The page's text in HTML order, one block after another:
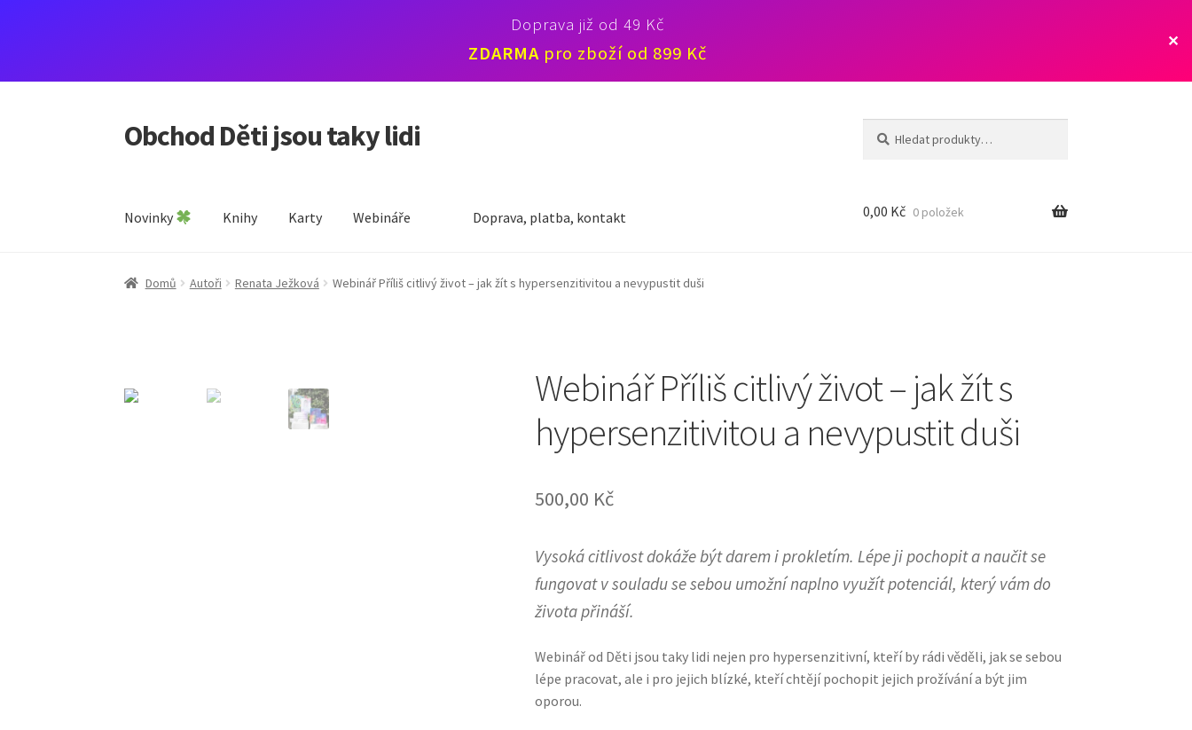
Doprava již od 49 Kč
ZDARMA pro zboží od 899 Kč
✕
Přeskočit
na
Přejít
k
Obchod Děti jsou taky lidi
Novinky Knihy Karty Webináře Doprava, platba, kontakt 0,00 Kč 0 položek
Domů Autoři Renata Ježková Webinář Příliš citlivý život – jak žít s hypersenzitivitou a nevypustit duši
Webinář Příliš citlivý život – jak žít s
hypersenzitivitou a nevypustit duši
500,00 Kč
Vysoká citlivost dokáže být darem i prokletím. Lépe ji pochopit a naučit se
fungovat v souladu se sebou umožní naplno využít potenciál, který vám do
života přináší.
Webinář od Děti jsou taky lidi nejen pro hypersenzitivní, kteří by rádi věděli, jak se sebou
lépe pracovat, ale i pro jejich blízké, kteří chtějí pochopit jejich prožívání a být jim
oporou.